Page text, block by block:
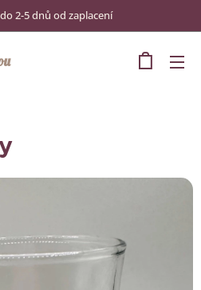
2-5 dnů od zaplacení